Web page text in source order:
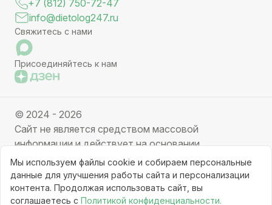
+7 (812) 750-72-47
info@dietolog247.ru
Свяжитесь с нами
Присоединяйтесь к нам
© 2024 - 2026
Сайт не является средством массовой
информации и действует на основании
партнерских услуг. Отправляя заявку вы даете
свое согласие на обработку персональных данных.
Частичное или полное копирование информации с
ресурса, клонирование графических элементов
Мы используем файлы cookie и собираем персональные
данные для улучшения работы сайта и персонализации
контента. Продолжая использовать сайт, вы
соглашаетесь с Политикой конфиденциальности.